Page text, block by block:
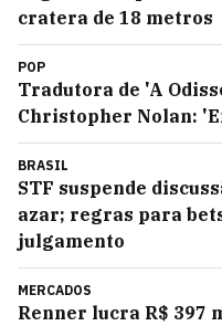
cratera de 18 metros
POP
Tradutora de 'A
Christopher Nolan:
BRASIL
STF suspende
azar; regras para
julgamento
MERCADOS
Renner lucra R$ 397